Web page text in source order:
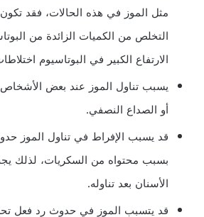
مثل الموز في هذه الحالات، فقد
التخلص من الكميات الزائدة من
الارتفاع الكبير في البوتاسيوم
يسبب تناول الموز عند بعض
أو الصداع النصفي.
قد يسبب الإفراط في تناول الموز
بسبب محتواه من السكريات، لذلك
الأسنان بعد تناوله.
قد يتسبب الموز في حدوث رد فعل